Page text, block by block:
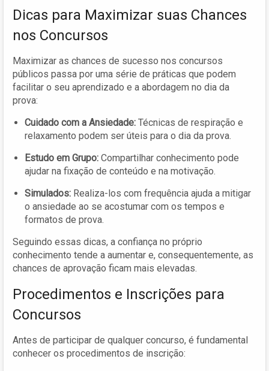
Dicas para Maximizar suas Chances
nos Concursos
Maximizar as chances de sucesso nos concursos
públicos passa por uma série de práticas que podem
facilitar o seu aprendizado e a abordagem no dia da
prova:
Cuidado com a Ansiedade: Técnicas de respiração e
relaxamento podem ser úteis para o dia da prova.
Estudo em Grupo: Compartilhar conhecimento pode
ajudar na fixação de conteúdo e na motivação.
Simulados: Realiza-los com frequência ajuda a mitigar
o ansiedade ao se acostumar com os tempos e
formatos de prova.
Seguindo essas dicas, a confiança no próprio
conhecimento tende a aumentar e, consequentemente, as
chances de aprovação ficam mais elevadas.
Procedimentos e Inscrições para
Concursos
Antes de participar de qualquer concurso, é fundamental
conhecer os procedimentos de inscrição: